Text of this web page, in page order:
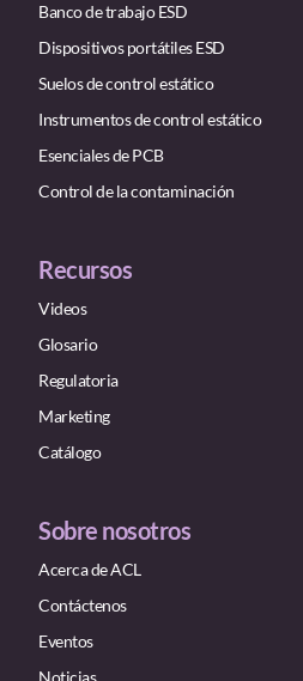
Banco de trabajo ESD
Dispositivos portátiles ESD
Suelos de control estático
Instrumentos de control estático
Esenciales de PCB
Control de la contaminación
Recursos
Videos
Glosario
Regulatoria
Marketing
Catálogo
Sobre nosotros
Acerca de ACL
Contáctenos
Eventos
Noticias